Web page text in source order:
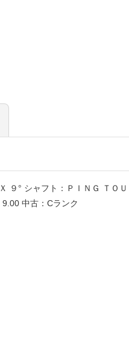
９° シャフト：ＰＩＮＧ ＴＯ
中古：Cランク